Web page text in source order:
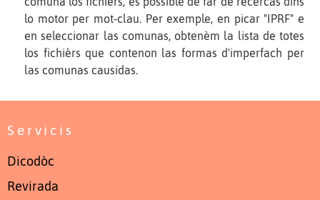
lo motor per mot-clau. Per exemple, en picar "IPRF" e
en seleccionar las comunas, obtenèm la lista de totes
los fichièrs que contenon las formas d'imperfach per
las comunas causidas.
Servicis
Dicodòc
Revirada